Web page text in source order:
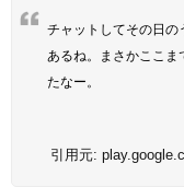
チャットしてその日の
あるね。まさかここ
たなー。
引用元: